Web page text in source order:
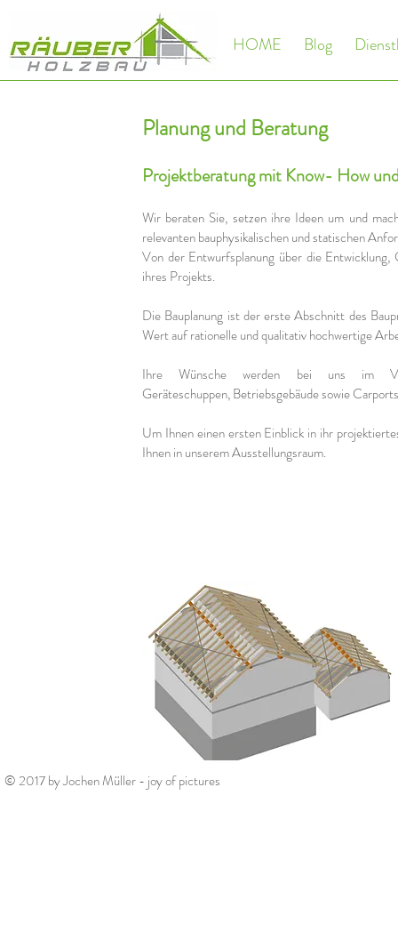
HOME Blog
Planung und Beratung
Projektberatung mit Know- How
Wir beraten Sie, setzen ihre Ideen um und
relevanten bauphysikalischen und statischen
Von der Entwurfsplanung über die
ihres Projekts.
Die Bauplanung ist der erste Abschnitt des
Wert auf rationelle und qualitativ hochwertige
Ihre Wünsche werden bei uns im
Geräteschuppen, Betriebsgebäude sowie
Um Ihnen einen ersten Einblick in ihr
Ihnen in unserem Ausstellungsraum.
© 2017 by Jochen Müller - joy of pictures